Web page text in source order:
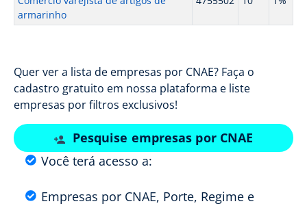
armarinho
Quer ver a lista de empresas por CNAE? Faça o
cadastro gratuito em nossa plataforma e liste
empresas por filtros exclusivos!
Pesquise empresas por CNAE
Você terá acesso a:
Empresas por CNAE, Porte, Regime e